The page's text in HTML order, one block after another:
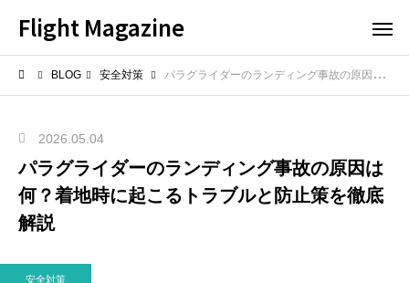
Flight Magazine
BLOG 安全対策 パラグライダーのランディング事故の原因は何？着地時に起こるトラブルと防止策を徹底解説
2026.05.04
パラグライダーのランディング事故の原因は
何？着地時に起こるトラブルと防止策を徹底
解説
安全対策